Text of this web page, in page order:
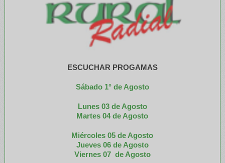
ESCUCHAR PROGAMAS
Sábado 1° de Agosto
Lunes 03 de Agosto
Martes 04 de Agosto
Miércoles 05 de Agosto
Jueves 06 de Agosto
Viernes 07 de Agosto